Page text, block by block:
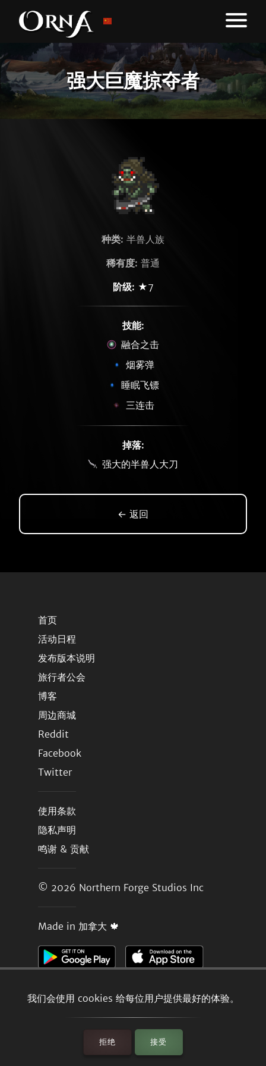
强大巨魔掠夺者
我们会使用 cookies 给每位用户提供最好的体验。
拒绝 接受
种类: 半兽人族
稀有度: 普通
阶级: ★7
技能:
融合之击
烟雾弹
睡眠飞镖
三连击
掉落:
强大的半兽人大刀
← 返回
首页
活动日程
发布版本说明
旅行者公会
博客
周边商城
Reddit
Facebook
Twitter
使用条款
隐私声明
鸣谢 & 贡献
© 2026 Northern Forge Studios Inc
Made in 加拿大 🍁